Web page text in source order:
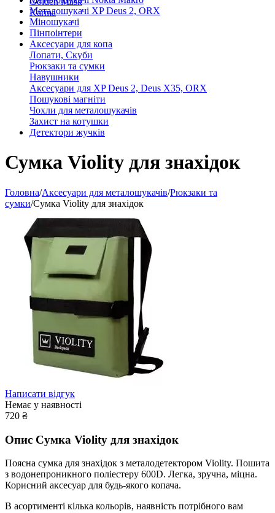
Karma
Металошукачі XP Deus 2, ORX
Міношукачі
Пінпоінтери
Аксесуари для копа
Лопати, Скуби
Рюкзаки та сумки
Навушники
Аксесуари для XP Deus 2, Deus X35, ORX
Пошукові магніти
Чохли для металошукачів
Захист на котушки
Детектори жучків
Сумка Violity для знахідок
Головна/Аксесуари для металошукачів/Рюкзаки та
сумки/Сумка Violity для знахідок
Написати відгук
Немає у наявності
720 ₴
Опис Сумка Violity для знахідок
Поясна сумка для знахідок з металодетектором Violity. Пошита
з водонепроникного поліестеру 600D. Легка, зручна, міцна.
Корисний аксесуар для будь-якого копача.
В асортименті кілька кольорів, наявність потрібного вам